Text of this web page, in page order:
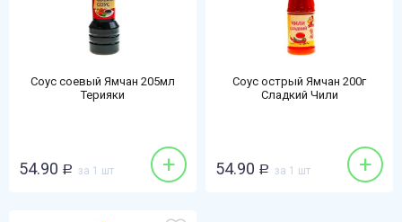
Соус соевый Ямчан 205мл
Терияки
54.90 Р за 1 шт +
Соус острый Ямчан 200г
Сладкий Чили
54.90 Р за 1 шт +